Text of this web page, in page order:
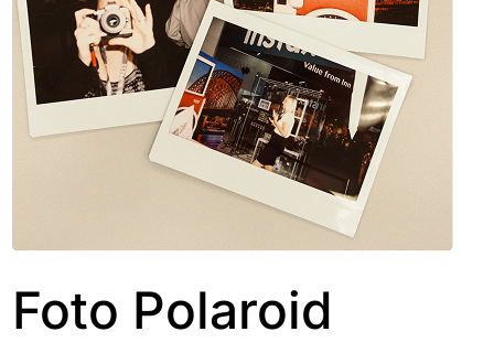
Foto Polaroid